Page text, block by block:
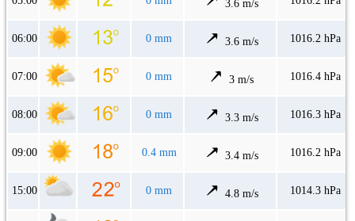
3.6 m/s
06:00 0 mm 3.6 m/s 1016.2 hPa
07:00 0 mm 3 m/s 1016.4 hPa
08:00 0 mm 3.3 m/s 1016.3 hPa
09:00 0.4 mm 3.4 m/s 1016.2 hPa
15:00 0 mm 4.8 m/s 1014.3 hPa